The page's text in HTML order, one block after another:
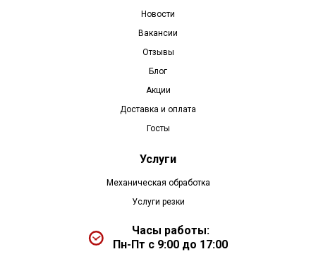
Новости
Вакансии
Отзывы
Блог
Акции
Доставка и оплата
Госты
Услуги
Механическая обработка
Услуги резки
Часы работы:
Пн-Пт с 9:00 до 17:00